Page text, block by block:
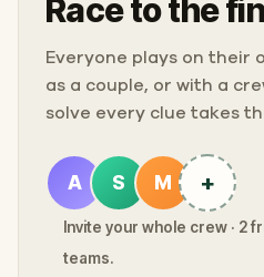
Race to the
Everyone plays on their
as a couple, or with a
solve every clue takes
A S M +
Invite your whole crew · 2
teams.